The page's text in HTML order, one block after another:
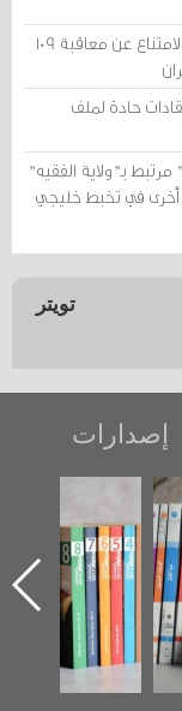
محكمة «أمن الدولة» في الكويت: الامتناع عن معاقبة 109
حادة لملف
بـ"ولاية الفقيه"
في تخبط خليجي
تويتر
إصدارات
في سلسلة من 5
تصدر حصاد
الساحات 2019